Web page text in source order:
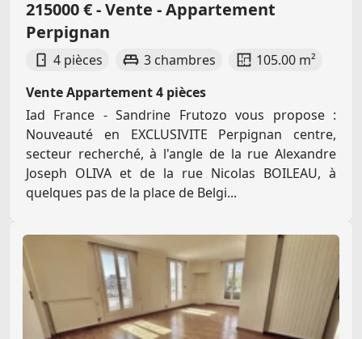
215000 € - Vente - Appartement
Perpignan
4 pièces 3 chambres
105.00 m²
Vente Appartement 4 pièces
Iad France - Sandrine Frutozo vous propose :
Nouveauté en EXCLUSIVITE Perpignan centre,
secteur recherché, à l'angle de la rue Alexandre
Joseph OLIVA et de la rue Nicolas BOILEAU, à
quelques pas de la place de Belgi...